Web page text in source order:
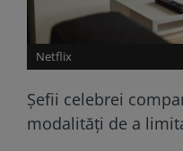
Netflix
Șefii celebrei
modalități de a